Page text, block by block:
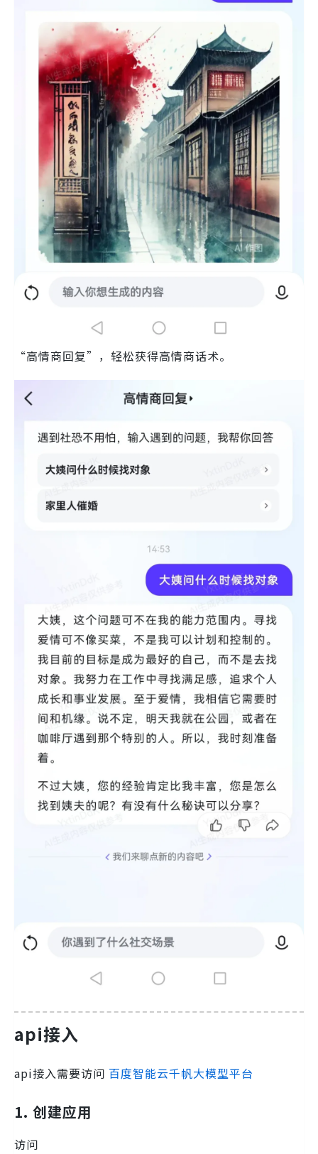
“高情商回复”，轻松获得高情商话术。
api接入
api接入需要访问 百度智能云千帆大模型平台
1. 创建应用
访问